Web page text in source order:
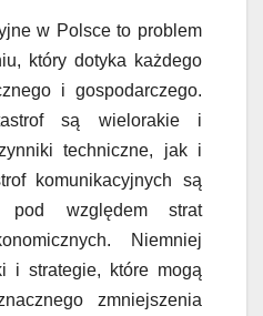
w Polsce to problem
który dotyka każdego
i gospodarczego.
są wielorakie i
techniczne, jak i
komunikacyjnych są
pod względem strat
Niemniej
i strategie, które mogą
zmniejszenia